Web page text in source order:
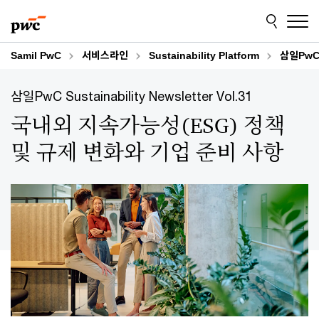
to
content
to
footer
Samil PwC 서비스라인 Sustainability Platform 삼일
삼일PwC Sustainability Newsletter Vol.31
국내외 지속가능성(ESG) 정책
및 규제 변화와 기업 준비 사항